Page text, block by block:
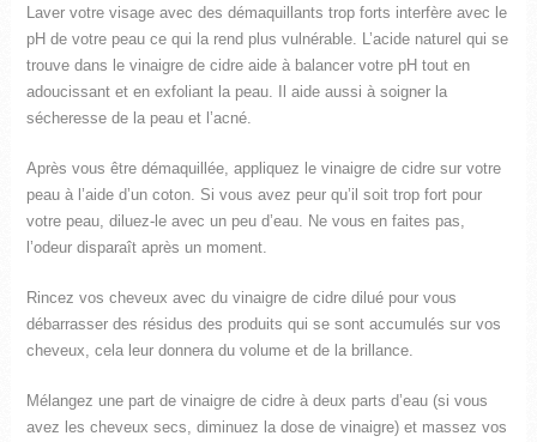
Laver votre visage avec des démaquillants trop forts interfère avec le
pH de votre peau ce qui la rend plus vulnérable. L’acide naturel qui se
trouve dans le vinaigre de cidre aide à balancer votre pH tout en
adoucissant et en exfoliant la peau. Il aide aussi à soigner la
sécheresse de la peau et l’acné.
Après vous être démaquillée, appliquez le vinaigre de cidre sur votre
peau à l’aide d’un coton. Si vous avez peur qu’il soit trop fort pour
votre peau, diluez-le avec un peu d’eau. Ne vous en faites pas,
l’odeur disparaît après un moment.
Rincez vos cheveux avec du vinaigre de cidre dilué pour vous
débarrasser des résidus des produits qui se sont accumulés sur vos
cheveux, cela leur donnera du volume et de la brillance.
Mélangez une part de vinaigre de cidre à deux parts d’eau (si vous
avez les cheveux secs, diminuez la dose de vinaigre) et massez vos